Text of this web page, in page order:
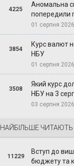
4225
Аномальна
попередили
01 серпня 2026
3854
Курс валют
НБУ
01 серпня 2026
3508
Який курс
НБУ на 3
03 серпня 2026
НАЙБІЛЬШЕ ЧИТАЮТЬ
11229
Вступ до
бюджету та